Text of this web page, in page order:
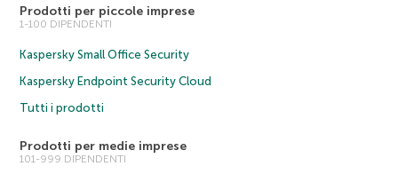
Prodotti per piccole imprese
1-100 DIPENDENTI
Kaspersky Small Office Security
Kaspersky Endpoint Security Cloud
Tutti i prodotti
Prodotti per medie imprese
101-999 DIPENDENTI